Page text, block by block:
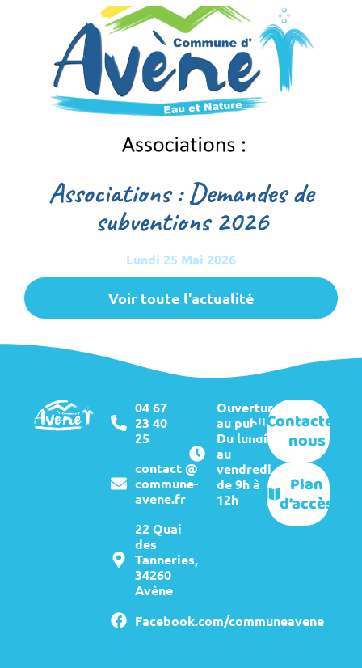
Associations : Demandes de
subventions 2026
Lundi 25 Mai 2026
Voir toute l'actualité
04 67
23 40
25
contact @
commune-
avene.fr
22 Quai
des
Tanneries,
34260
Avène
Facebook.com/communeavene
Ouverture
au public :
Du lundi
au
vendredi
de 9h à
12h
Contactez-
nous
Plan
d'accès